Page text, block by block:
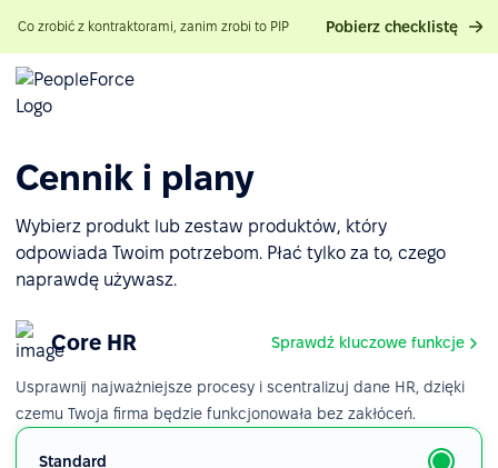
Co zrobić z kontraktorami, zanim zrobi to PIP Pobierz checklistę
Cennik i plany
Wybierz produkt lub zestaw produktów, który
odpowiada Twoim potrzebom. Płać tylko za to, czego
naprawdę używasz.
Core HR Sprawdź kluczowe funkcje
Usprawnij najważniejsze procesy i scentralizuj dane HR, dzięki
czemu Twoja firma będzie funkcjonowała bez zakłóceń.
Standard